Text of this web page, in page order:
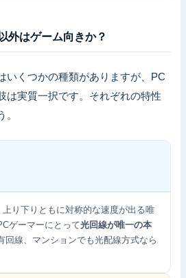
外はゲーム向きか？
いくつかの種類がありますが、PC
は実質一択です。それぞれの特性
。
り下りともに対称的な速度が出る唯
ゲーマーにとって光回線が唯一の本
回線、マンションでも光配線方式なら